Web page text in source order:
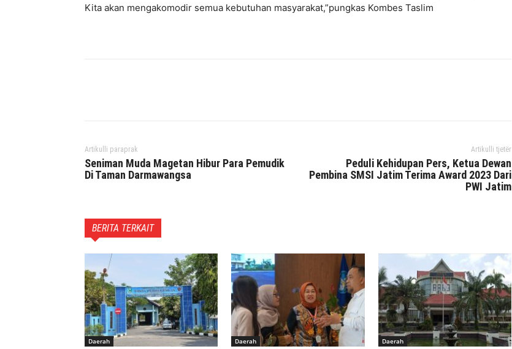
Kita akan mengakomodir semua kebutuhan masyarakat,”pungkas Kombes Taslim
Artikulli paraprak
Seniman Muda Magetan Hibur Para Pemudik
Di Taman Darmawangsa
Artikulli tjetër
Peduli Kehidupan Pers, Ketua Dewan
Pembina SMSI Jatim Terima Award 2023 Dari
PWI Jatim
BERITA TERKAIT
Daerah Daerah Daerah